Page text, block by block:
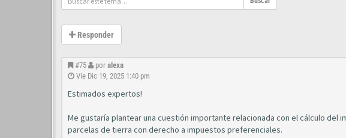
Responder
#75 por alexa
Vie Dic 19, 2025 1:40 pm
Estimados expertos!
Me gustaría plantear una cuestión importante relacionada con el cálculo del
parcelas de tierra con derecho a impuestos preferenciales.